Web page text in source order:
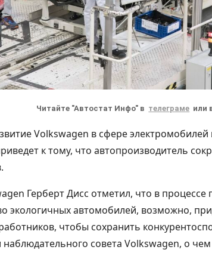
Читайте "Автостат Инфо" в телеграме или
Volkswagen в сфере
к тому, что автопроизводитель
Герберт Дисс отметил, что в
экологичных автомобилей, возможно,
чтобы сохранить
наблюдательного совета Volkswagen, о